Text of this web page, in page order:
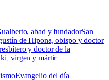
abad y fundadorSan
de Hipona, obispo y doctor
y doctor de la
virgen y mártir
Evangelio del día